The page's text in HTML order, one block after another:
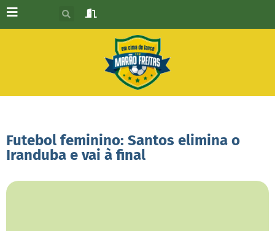
Futebol feminino: Santos elimina o
Iranduba e vai à final